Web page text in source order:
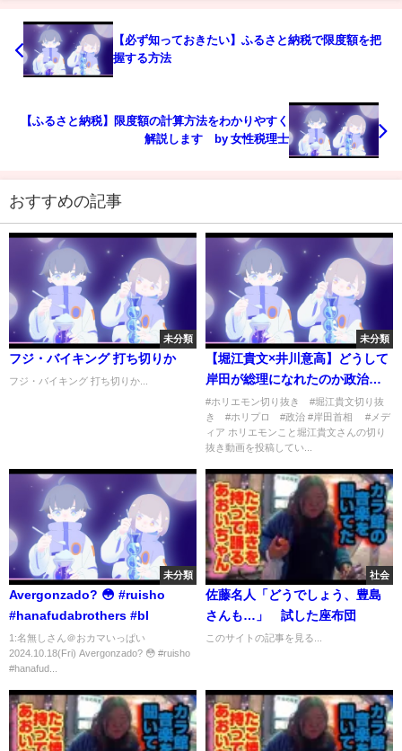
【必ず知っておきたい】ふるさと納税で限度額を把
握する方法
【ふるさと納税】限度額の計算方法をわかりやすく
解説します by 女性税理士
おすすめの記事
未分類
フジ・バイキング 打ち切りか
フジ・バイキング 打ち切りか...
未分類
【堀江貴文×井川意高】どうして
岸田が総理になれたのか政治を
操っている黒幕を暴露します
【切り抜き】
#ホリエモン切り抜き #堀江貴文切り抜
き #ホリプロ #政治 #岸田首相 #メデ
ィア ホリエモンこと堀江貴文さんの切り
抜き動画を投稿してい...
未分類
Avergonzado? 😳 #ruisho
#hanafudabrothers #bl
1:名無しさん＠おカマいっぱい
2024.10.18(Fri) Avergonzado? 😳 #ruisho
#hanafud...
社会
佐藤名人「どうでしょう、豊島
さんも…」 試した座布団
このサイトの記事を見る...